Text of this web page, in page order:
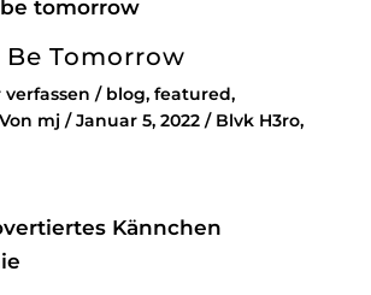
Tomorrow
/ blog, featured,
mj /Januar 5, 2022 / Blvk H3ro,